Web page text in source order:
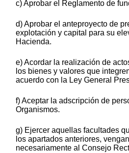
c) Aprobar el Reglamento de
d) Aprobar el anteproyecto de
explotación y capital para su
Hacienda.
e) Acordar la realización de
los bienes y valores que
acuerdo con la Ley General
f) Aceptar la adscripción de
Organismos.
g) Ejercer aquellas facultades
los apartados anteriores,
necesariamente al Consejo